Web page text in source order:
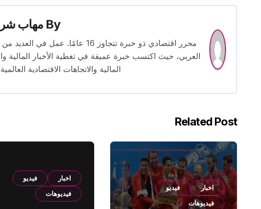
By مهاب
محرر اقتصادي ذو خبرة تتجاوز 16
العربي، حيث اكتسب خبرة عميقة في تغطية الأخبار المالية
المالية والاتجاهات الاقتصادية
Related Post
اخبار
فيديو
فيديوهات
اخبار
فيديو
فيديوهات